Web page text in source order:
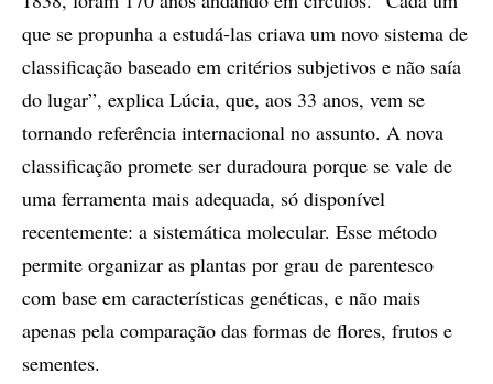
que se propunha a estudá-las criava um novo sistema de
classificação baseado em critérios subjetivos e não saía
do lugar”, explica Lúcia, que, aos 33 anos, vem se
tornando referência internacional no assunto. A nova
classificação promete ser duradoura porque se vale de
uma ferramenta mais adequada, só disponível
recentemente: a sistemática molecular. Esse método
permite organizar as plantas por grau de parentesco
com base em características genéticas, e não mais
apenas pela comparação das formas de flores, frutos e
sementes.